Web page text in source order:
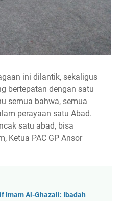
ini dilantik, sekaligus
bertepatan dengan satu
semua bahwa, semua
perayaan satu Abad.
satu abad, bisa
Ketua PAC GP Ansor
Imam Al-Ghazali: Ibadah